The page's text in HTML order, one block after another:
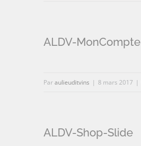
ALDV-MonCompte
Paraulieuditvins | 8 mars 2017 |
ALDV-Shop-Slide